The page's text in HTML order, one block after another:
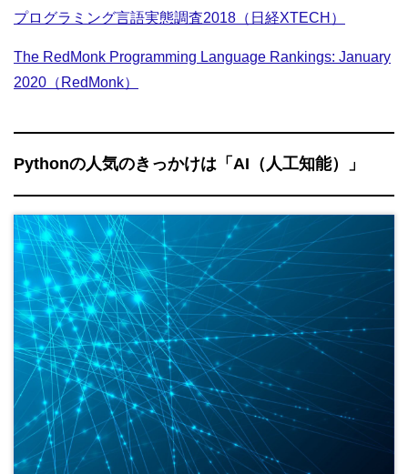
プログラミング言語実態調査2018（日経XTECH）
The RedMonk Programming Language Rankings: January
2020（RedMonk）
Pythonの人気のきっかけは「AI（人工知能）」